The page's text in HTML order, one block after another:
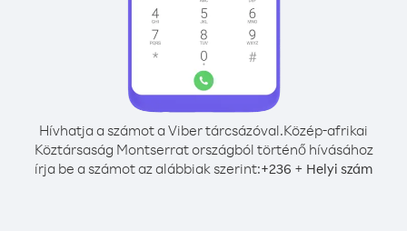
Hívhatja a számot a Viber tárcsázóval.Közép-afrikai
Köztársaság Montserrat országból történő hívásához
írja be a számot az alábbiak szerint:+236 + Helyi szám